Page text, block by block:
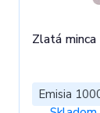
Zlatá
Emisia